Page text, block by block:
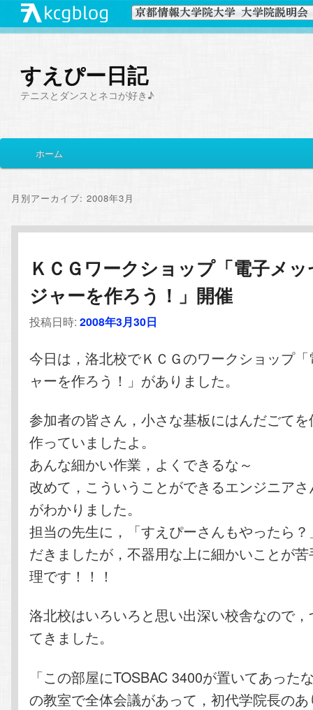
すえぴー日記
テニスとダンスとネコが好き♪
イ
メ
ン
ン
テ
ン
へ
移
動
サ
コ
テ
ン
ツ
移
動
ホーム
月別アーカイブ:2008年3月
ＫＣＧワークショップ「電子メ
ジャーを作ろう！」開催
投稿日時:2008年3月30日
今日は，洛北校でＫＣＧのワークショップ
ャーを作ろう！」がありました。
参加者の皆さん，小さな基板にはんだごて
作っていましたよ。
あんな細かい作業，よくできるな～
改めて，こういうことができるエンジニア
がわかりました。
担当の先生に，「すえぴーさんもやったら
だきましたが，不器用な上に細かいことが
理です！！！
洛北校はいろいろと思い出深い校舎なので
てきました。
「この部屋にTOSBAC 3400が置いてあった
の教室で全体会議があって，初代学院長の